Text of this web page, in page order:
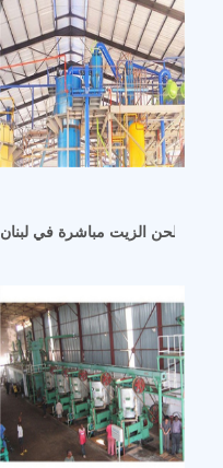
آلة عصر زيت فول الصويا الهيدروليكية المعتمدة من CE في الجزائر
طحن الزيت مباشرة في لبنان